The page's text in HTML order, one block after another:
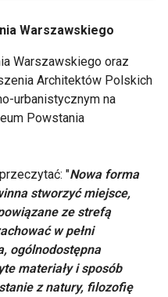
Warszawskiego
Warszawskiego oraz
Architektów Polskich
urbanistycznym na
Powstania
"Nowa forma
stworzyć miejsce,
ze strefą
w pełni
ogólnodostępna
materiały i sposób
z natury, filozofię